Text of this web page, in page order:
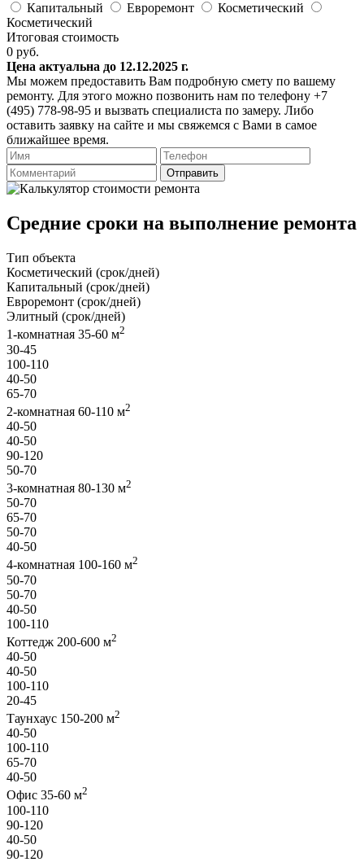
Капитальный
Евроремонт
Косметический
Косметический
Итоговая стоимость
0 руб.
Цена актуальна до 12.12.2025 г.
Мы можем предоставить Вам подробную смету по вашему
ремонту. Для этого можно позвонить нам по телефону +7
(495) 778-98-95 и вызвать специалиста по замеру. Либо
оставить заявку на сайте и мы свяжемся с Вами в самое
ближайшее время.
Отправить
Средние сроки на выполнение ремонта
Тип объекта
Косметический (срок/дней)
Капитальный (срок/дней)
Евроремонт (срок/дней)
Элитный (срок/дней)
1-комнатная 35-60 м2
30-45
100-110
40-50
65-70
2-комнатная 60-110 м2
40-50
40-50
90-120
50-70
3-комнатная 80-130 м2
50-70
65-70
50-70
40-50
4-комнатная 100-160 м2
50-70
50-70
40-50
100-110
Коттедж 200-600 м2
40-50
40-50
100-110
20-45
Таунхаус 150-200 м2
40-50
100-110
65-70
40-50
Офис 35-60 м2
100-110
90-120
40-50
90-120